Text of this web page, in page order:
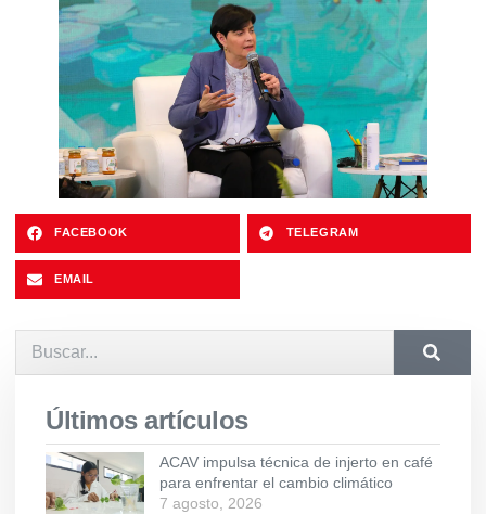
FACEBOOK TELEGRAM
EMAIL
Últimos artículos
ACAV impulsa técnica de injerto en café
para enfrentar el cambio climático
7 agosto, 2026